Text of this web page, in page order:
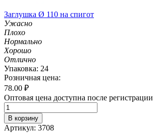
Заглушка Ø 110 на спигот
Ужасно
Плохо
Нормально
Хорошо
Отлично
Упаковка: 24
Розничная цена:
78.00 ₽
Оптовая цена доступна после регистрации
В корзину
Артикул: 3708